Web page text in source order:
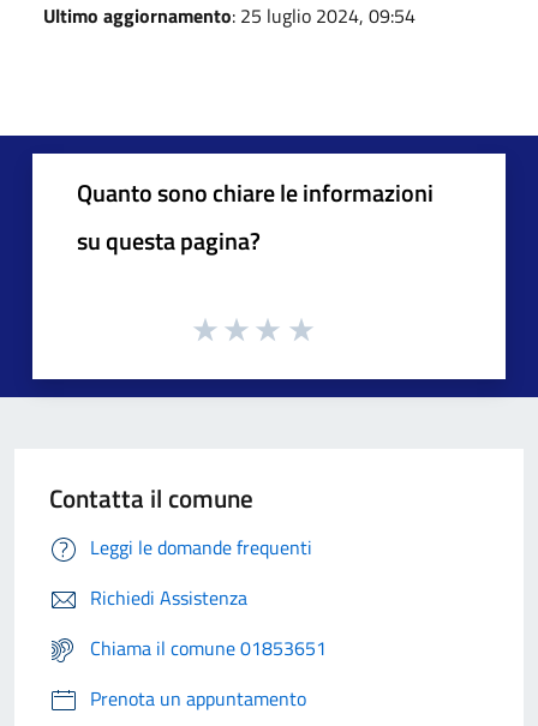
Ultimo aggiornamento: 25 luglio 2024, 09:54
Quanto sono chiare le informazioni
su questa pagina?
Contatta il comune
Leggi le domande frequenti
Richiedi Assistenza
Chiama il comune 01853651
Prenota un appuntamento